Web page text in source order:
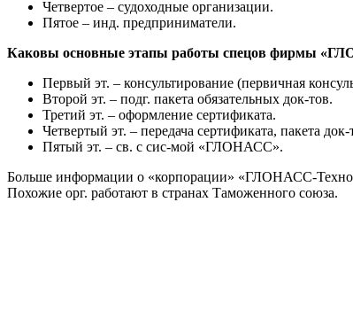
Четвертое – судоходные организации.
Пятое – инд. предприниматели.
Каковы основные этапы работы спецов фирмы
Первый эт. – консультирование (первичная
Второй эт. – подг. пакета обязательных док-тов.
Третий эт. – оформление сертификата.
Четвертый эт. – передача сертификата, пакета
Пятый эт. – св. с сис-мой «ГЛОНАСС».
Больше информации о «корпорации» «ГЛОНАСС-
Похожие орг. работают в странах Таможенного союза.